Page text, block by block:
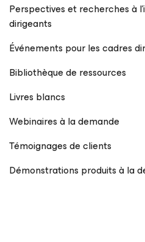
Perspectives et recherches à
dirigeants
Événements pour les cadres
Bibliothèque de ressources
Livres blancs
Webinaires à la demande
Témoignages de clients
Démonstrations produits à la